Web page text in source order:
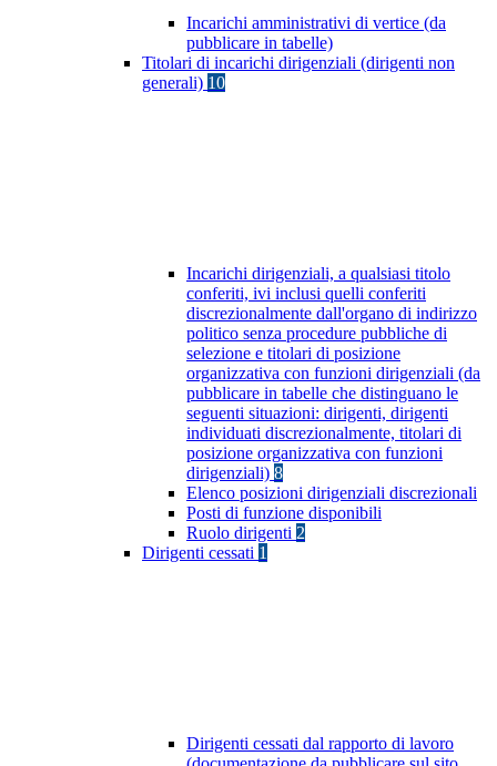
Incarichi amministrativi di vertice (da
pubblicare in tabelle)
Titolari di incarichi dirigenziali (dirigenti non
generali) 10
Incarichi dirigenziali, a qualsiasi titolo
conferiti, ivi inclusi quelli conferiti
discrezionalmente dall'organo di indirizzo
politico senza procedure pubbliche di
selezione e titolari di posizione
organizzativa con funzioni dirigenziali (da
pubblicare in tabelle che distinguano le
seguenti situazioni: dirigenti, dirigenti
individuati discrezionalmente, titolari di
posizione organizzativa con funzioni
dirigenziali) 8
Elenco posizioni dirigenziali discrezionali
Posti di funzione disponibili
Ruolo dirigenti 2
Dirigenti cessati 1
Dirigenti cessati dal rapporto di lavoro